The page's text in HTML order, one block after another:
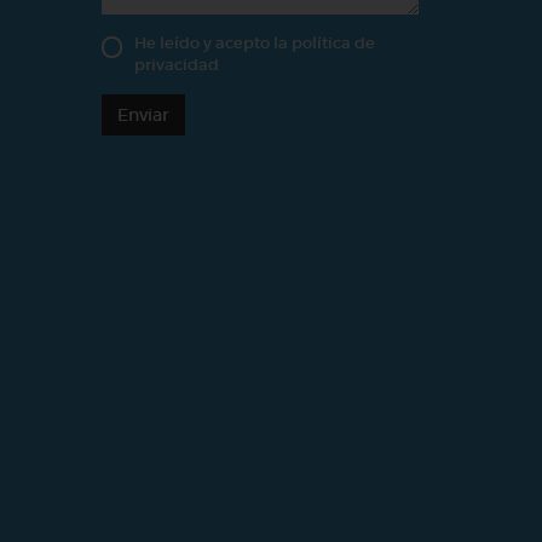
He leído y acepto la política de
privacidad
Enviar